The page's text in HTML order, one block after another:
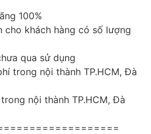
100%
cho khách hàng có số lượng
qua sử dụng
trong nội thành TP.HCM, Đà
nội thành TP.HCM, Đà